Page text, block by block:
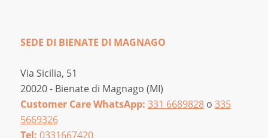
SEDE DI BIENATE DI MAGNAGO
Via Sicilia, 51
20020 - Bienate di Magnago (MI)
Customer Care WhatsApp: 331 6689828o 335
5669326
Tel: 0331667420